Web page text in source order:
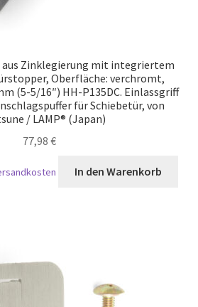
aus Zinklegierung mit integriertem
Oberfläche: verchromt,
(5-5/16″) HH-P135DC. Einlassgriff
für Schiebetür, von
/ LAMP® (Japan)
77,98 €
In den Warenkorb